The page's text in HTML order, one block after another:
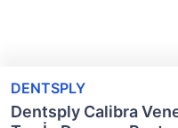
DENTSPLY
Dentsply Calibra